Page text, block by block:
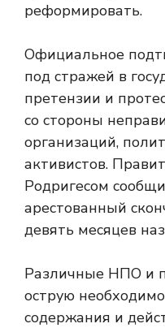
реформировать.
Официальное
под стражей в
претензии и
со стороны
организаций,
активистов.
Родригесом
арестованный
девять месяцев
Различные НПО и
острую
содержания и